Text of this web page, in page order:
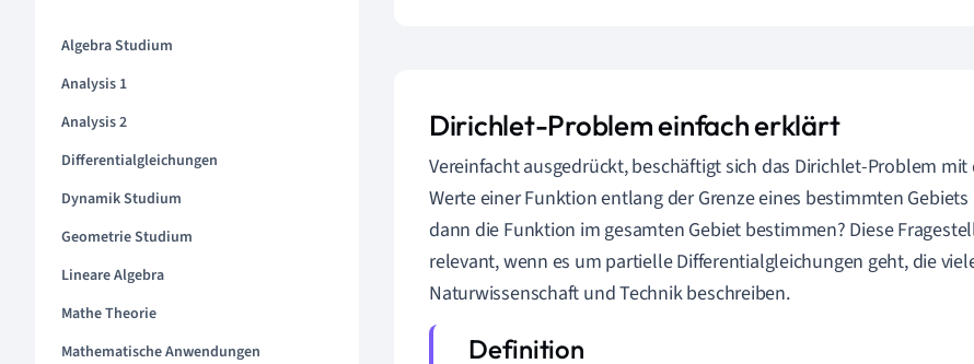
Algebra Studium
Analysis 1
Analysis 2
Differentialgleichungen
Dynamik Studium
Geometrie Studium
Lineare Algebra
Mathe Theorie
Mathematische Anwendungen
Dirichlet-Problem einfach erklärt
Vereinfacht ausgedrückt, beschäftigt sich das Dirichlet-Problem mit
Werte einer Funktion entlang der Grenze eines bestimmten
dann die Funktion im gesamten Gebiet bestimmen? Diese
relevant, wenn es um partielle Differentialgleichungen geht, die
Naturwissenschaft und Technik beschreiben.